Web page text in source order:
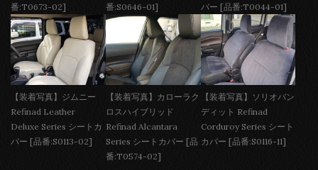
番:T0673-02]
番:S0646-01]
バー [品番:T0044-01]
【装着写真】ジムニー
Refinad Leather
Deluxe Series シートカ
バー [品番:S0113-02]
【装着写真】カローラク
ロスハイブリッド
Refinad Alcantara
Series シートカバー [品
番:T0574-02]
【装着写真】ソリオバン
ディット Refinad
Corduroy Series シート
カバー [品番:S0116-11]